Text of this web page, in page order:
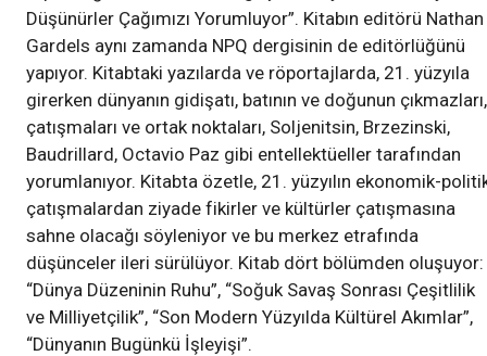
Düşünürler Çağımızı Yorumluyor”. Kitabın editörü Nathan
Gardels aynı zamanda NPQ dergisinin de editörlüğünü
yapıyor. Kitabtaki yazılarda ve röportajlarda, 21. yüzyıla
girerken dünyanın gidişatı, batının ve doğunun çıkmazları,
çatışmaları ve ortak noktaları, Soljenitsin, Brzezinski,
Baudrillard, Octavio Paz gibi entellektüeller tarafından
yorumlanıyor. Kitabta özetle, 21. yüzyılın ekonomik-
çatışmalardan ziyade fikirler ve kültürler çatışmasına
sahne olacağı söyleniyor ve bu merkez etrafında
düşünceler ileri sürülüyor. Kitab dört bölümden oluşuyor:
“Dünya Düzeninin Ruhu”, “Soğuk Savaş Sonrası Çeşitlilik
ve Milliyetçilik”, “Son Modern Yüzyılda Kültürel Akımlar”,
“Dünyanın Bugünkü İşleyişi”.